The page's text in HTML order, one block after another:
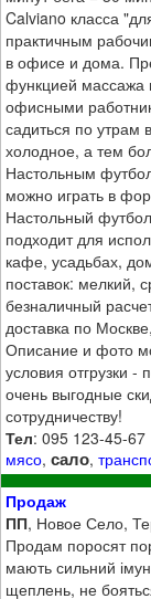
Calviano класса
практичным
в офисе и дома.
функцией массажа
офисными
садиться по утрам
холодное, а тем
Настольным
можно играть в
Настольный
подходит для
кафе, усадьбах,
поставок: мелкий,
безналичный
доставка по
Описание и фото
условия отгрузки
очень выгодные
сотрудничеству!
Тел: 095 123-45-67
мясо,сало,
Продаж
ПП, Новое Село,
Продам поросят
мають сильний
щеплень, не